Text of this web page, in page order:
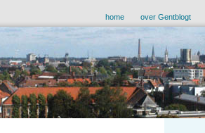
home over Gentblogt